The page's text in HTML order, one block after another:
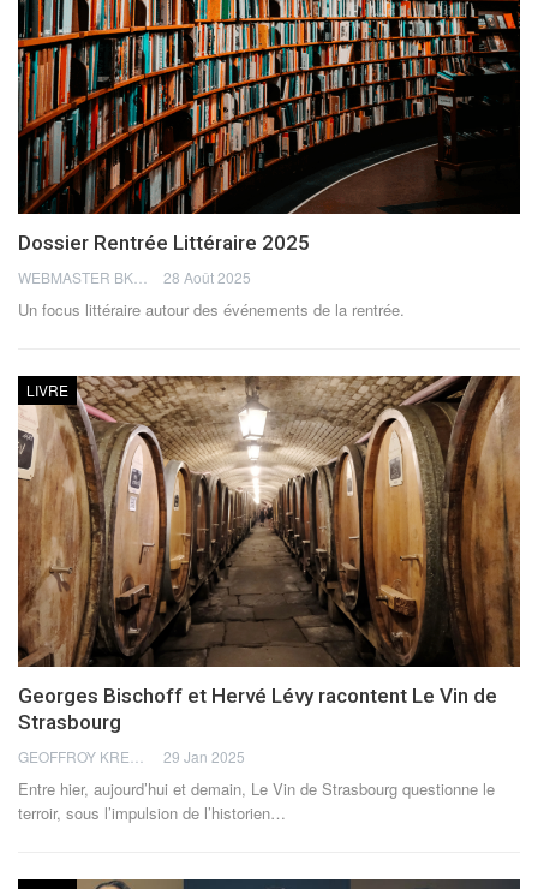
Dossier Rentrée Littéraire 2025
28 Août 2025
Un focus littéraire autour des événements de la rentrée.
LIVRE
Georges Bischoff et Hervé Lévy racontent Le Vin de
Strasbourg
29 Jan 2025
Entre hier, aujourd’hui et demain, Le Vin de Strasbourg questionne le
terroir, sous l’impulsion de l’historien…